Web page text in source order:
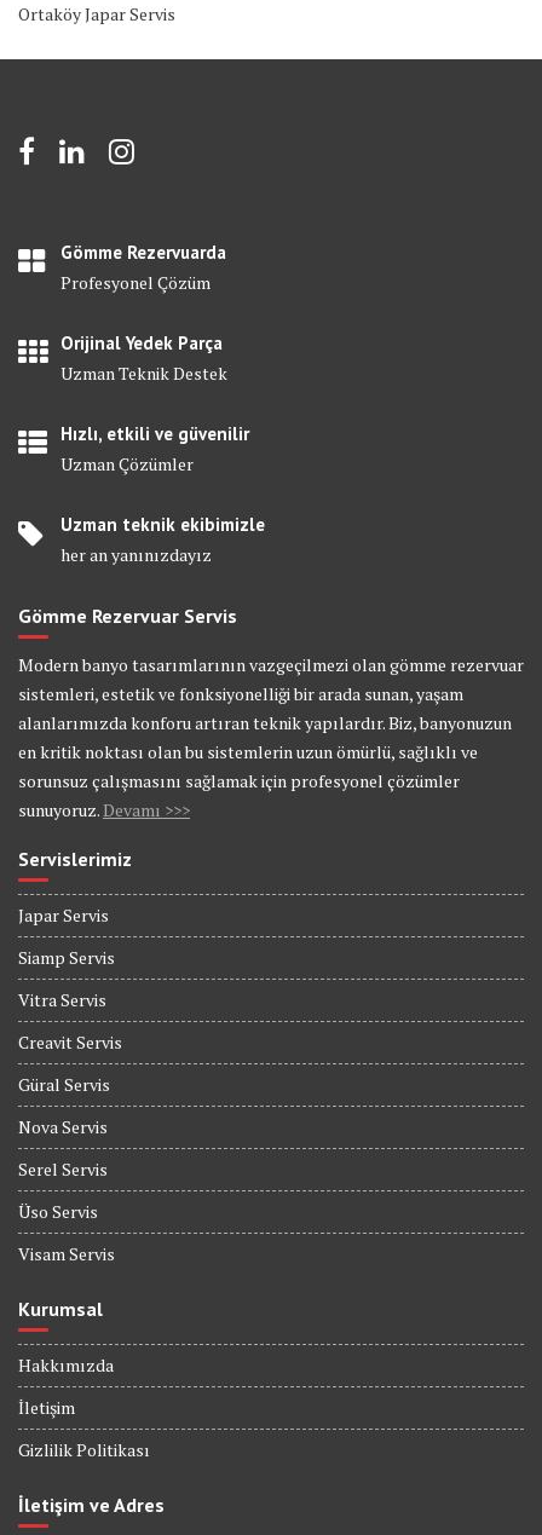
Ortaköy Japar Servis
Gömme Rezervuarda
Profesyonel Çözüm
Orijinal Yedek Parça
Uzman Teknik Destek
Hızlı, etkili ve güvenilir
Uzman Çözümler
Uzman teknik ekibimizle
her an yanınızdayız
Gömme Rezervuar Servis
Modern banyo tasarımlarının vazgeçilmezi olan gömme rezervuar
sistemleri, estetik ve fonksiyonelliği bir arada sunan, yaşam
alanlarımızda konforu artıran teknik yapılardır. Biz, banyonuzun
en kritik noktası olan bu sistemlerin uzun ömürlü, sağlıklı ve
sorunsuz çalışmasını sağlamak için profesyonel çözümler
sunuyoruz.Devamı >>>
Servislerimiz
Japar Servis
Siamp Servis
Vitra Servis
Creavit Servis
Güral Servis
Nova Servis
Serel Servis
Üso Servis
Visam Servis
Kurumsal
Hakkımızda
İletişim
Gizlilik Politikası
İletişim ve Adres